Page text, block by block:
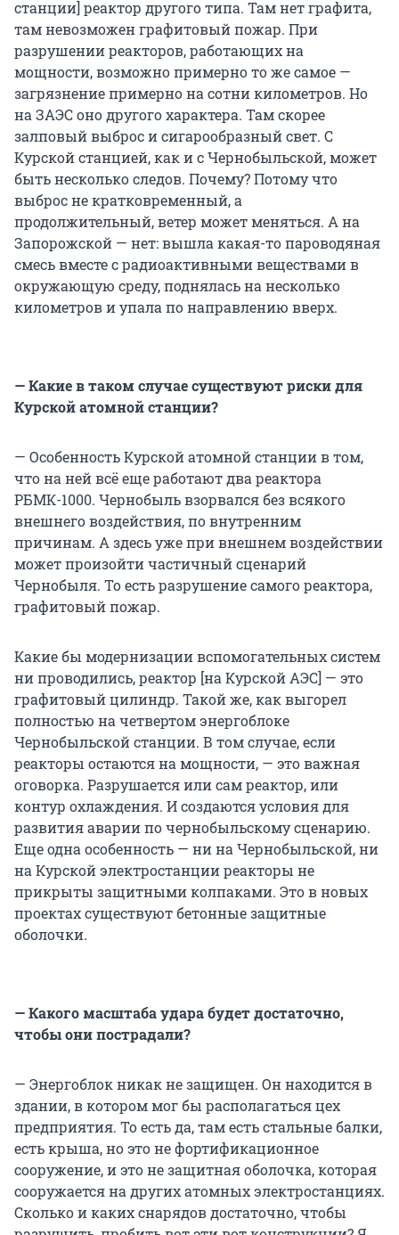
станции] реактор другого типа. Там нет графита,
там невозможен графитовый пожар. При
разрушении реакторов, работающих на
мощности, возможно примерно то же самое —
загрязнение примерно на сотни километров. Но
на ЗАЭС оно другого характера. Там скорее
залповый выброс и сигарообразный свет. С
Курской станцией, как и с Чернобыльской, может
быть несколько следов. Почему? Потому что
выброс не кратковременный, а
продолжительный, ветер может меняться. А на
Запорожской — нет: вышла какая-то пароводяная
смесь вместе с радиоактивными веществами в
окружающую среду, поднялась на несколько
километров и упала по направлению вверх.
— Какие в таком случае существуют риски для
Курской атомной станции?
— Особенность Курской атомной станции в том,
что на ней всё еще работают два реактора
РБМК-1000. Чернобыль взорвался без всякого
внешнего воздействия, по внутренним
причинам. А здесь уже при внешнем воздействии
может произойти частичный сценарий
Чернобыля. То есть разрушение самого реактора,
графитовый пожар.
Какие бы модернизации вспомогательных систем
ни проводились, реактор [на Курской АЭС] — это
графитовый цилиндр. Такой же, как выгорел
полностью на четвертом энергоблоке
Чернобыльской станции. В том случае, если
реакторы остаются на мощности, — это важная
оговорка. Разрушается или сам реактор, или
контур охлаждения. И создаются условия для
развития аварии по чернобыльскому сценарию.
Еще одна особенность — ни на Чернобыльской, ни
на Курской электростанции реакторы не
прикрыты защитными колпаками. Это в новых
проектах существуют бетонные защитные
оболочки.
— Какого масштаба удара будет достаточно,
чтобы они пострадали?
— Энергоблок никак не защищен. Он находится в
здании, в котором мог бы располагаться цех
предприятия. То есть да, там есть стальные балки,
есть крыша, но это не фортификационное
сооружение, и это не защитная оболочка, которая
сооружается на других атомных электростанциях.
Сколько и каких снарядов достаточно, чтобы